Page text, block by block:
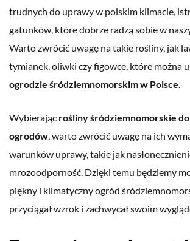
trudnych do uprawy w polskim klimacie,
gatunków, które dobrze radzą sobie w
Warto zwrócić uwagę na takie rośliny, jak
tymianek, oliwki czy figowce, które można
ogrodzie śródziemnomorskim w Polsce.
Wybierając rośliny śródziemnomorskie
ogrodów, warto zwrócić uwagę na ich
warunków uprawy, takie jak
mrozoodporność. Dzięki temu będziemy
piękny i klimatyczny ogród
przyciągał wzrok i zachwycał swoim